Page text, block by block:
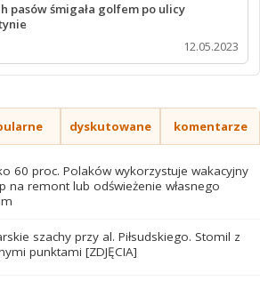
pasów śmigała golfem po ulicy
12.05.2023
dyskutowane komentarze
60 proc. Polaków wykorzystuje wakacyjny
na remont lub odświeżenie własnego
szachy przy al. Piłsudskiego. Stomil z
punktami [ZDJĘCIA]